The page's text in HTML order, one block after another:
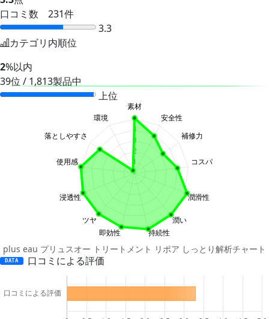
口コミ数 231件
3.3
カテゴリ内順位
2%以内
39位 / 1,813製品中
上位
plus eau プリュスオー トリートメント リポア しっとり解析チャート
DATA 口コミによる評価